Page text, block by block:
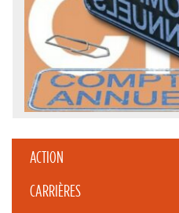
ACTION
CARRIÈRES